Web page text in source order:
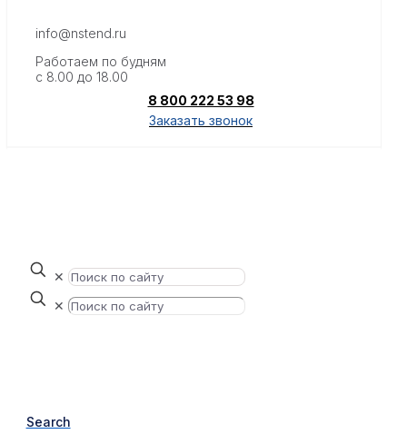
info@nstend.ru
Работаем по будням
с 8.00 до 18.00
8 800 222 53 98
Заказать звонок
✕
✕
Search